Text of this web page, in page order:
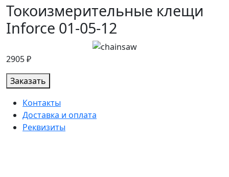
Токоизмерительные клещи
Inforce 01-05-12
2905 ₽
Заказать
Контакты
Доставка и оплата
Реквизиты